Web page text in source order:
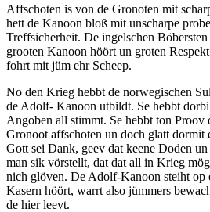
Affschoten is von de Gronoten mit
hett de Kanoon bloß mit unscharpe
Treffsicherheit. De ingelschen
grooten Kanoon höört un groten
fohrt mit jüm ehr Scheep.
No den Krieg hebbt de norwegischen
de Adolf- Kanoon utbildt. Se hebbt dorbi
Angoben all stimmt. Se hebbt ton Proov
Gronoot affschoten un doch glatt dormit
Gott sei Dank, geev dat keene Doden
man sik vörstellt, dat dat all in Krieg
nich glöven. De Adolf-Kanoon steiht op
Kasern höört, warrt also jümmers
de hier leevt.